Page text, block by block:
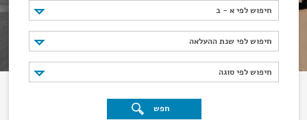
חיפוש לפי א - ב
חיפוש לפי א - ב
חיפוש לפי שנת ההעלאה
חיפוש לפי שנת ההעלאה
חיפוש לפי סוגה
חיפוש לפי סוגה
חפש